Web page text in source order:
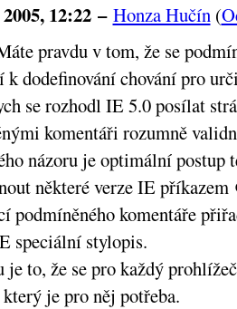
12:22 – Honza Hučín(
pravdu v tom, že se
k dodefinování chování pro
se rozhodl IE 5.0 posílat
komentáři rozumně
názoru je optimální postup
některé verze IE
podmíněného komentáře
speciální stylopis.
je to, že se pro každý
je pro něj potřeba.